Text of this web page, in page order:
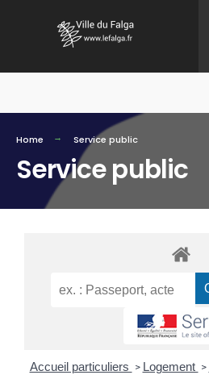
Home Service public
Service public
Accueil particuliers > Logement >